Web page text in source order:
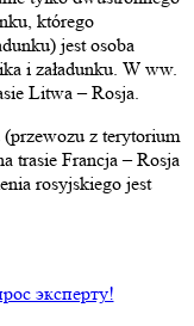
którego
jest osoba
i załadunku. W ww.
Litwa – Rosja.
z terytorium
trasie Francja – Rosja
rosyjskiego jest
эксперту!